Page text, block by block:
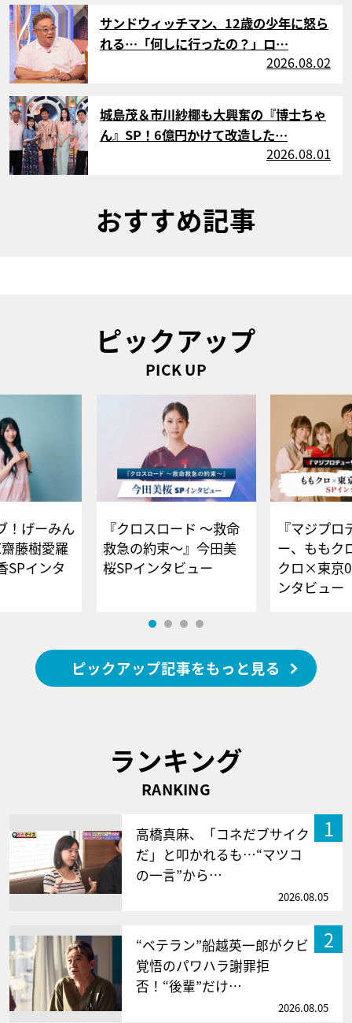
サムネイル
サンドウィッチマン、12歳の少年に怒ら
れる…「何しに行ったの？」ロ…
2026.08.02
サムネイル
城島茂＆市川紗椰も大興奮の『博士ちゃ
ん』SP！6億円かけて改造した…
2026.08.01
おすすめ記事
ピックアップ
PICK UP
！げーみん
藤樹愛羅
SPインタ
『クロスロード ～救命
救急の約束～』今田美
桜SPインタビュー
『マジプロ
ー、ももク
クロ×東京
ンタビュー
ピックアップ記事をもっと見る
ランキング
RANKING
1
高橋真麻、「コネだブサイク
だ」と叩かれるも…“マツコ
の一言”から…
2026.08.05
2
“ベテラン”船越英一郎がクビ
覚悟のパワハラ謝罪拒
否！“後輩”だけ…
2026.08.05